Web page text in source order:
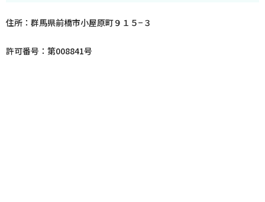
住所：群馬県前橋市小屋原町９１５−３
許可番号：第008841号